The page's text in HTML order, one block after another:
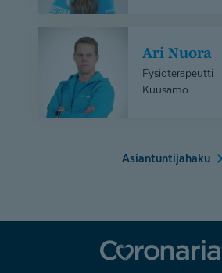
Ari Nuora
Fysioterapeutti
Kuusamo
Asiantuntijahaku
Coronaria